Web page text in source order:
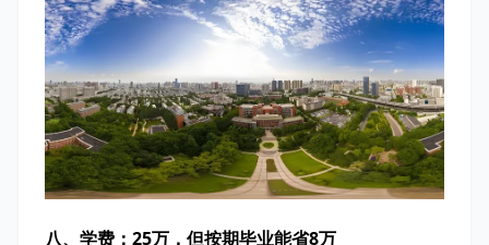
八、学费：25万，但按期毕业能省8万